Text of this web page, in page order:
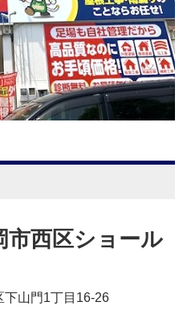
市西区ショール
下山門1丁目16-26